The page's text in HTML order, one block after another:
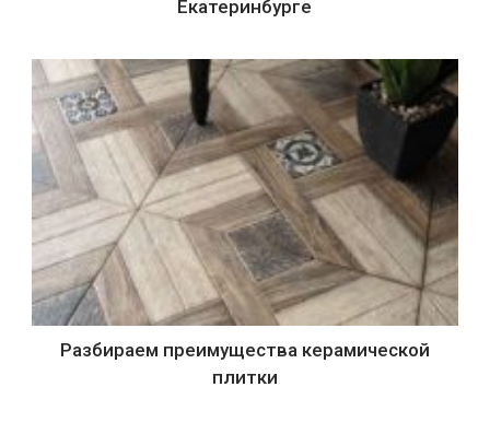
Екатеринбурге
Разбираем преимущества керамической
плитки